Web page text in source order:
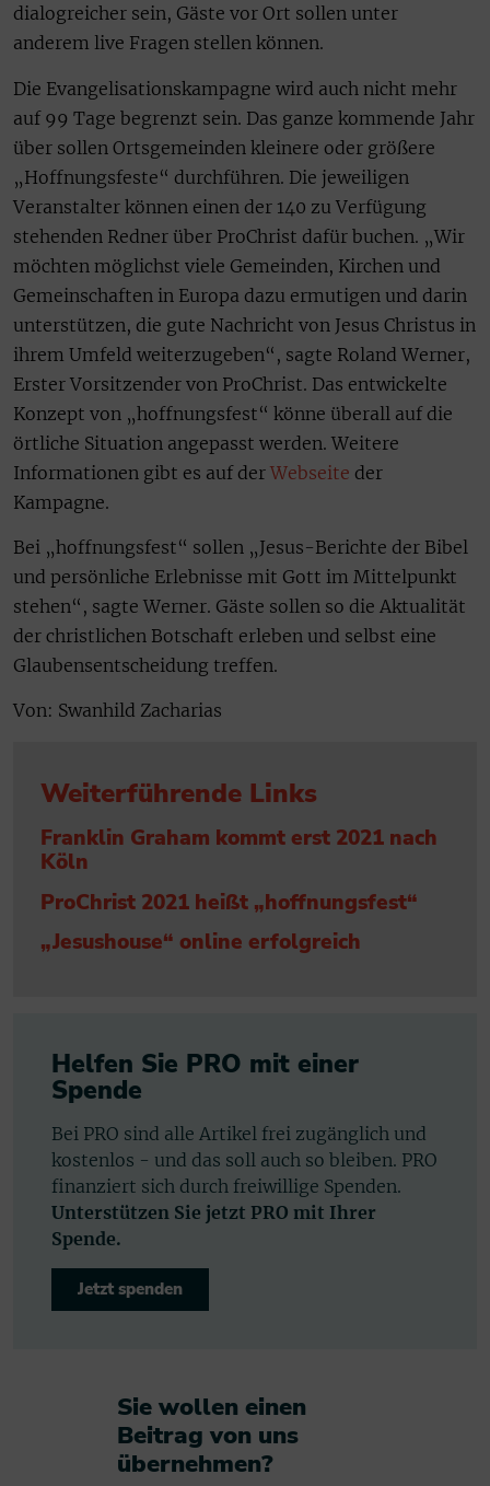
dialogreicher sein, Gäste vor Ort sollen unter
anderem live Fragen stellen können.
Die Evangelisationskampagne wird auch nicht mehr
auf 99 Tage begrenzt sein. Das ganze kommende Jahr
über sollen Ortsgemeinden kleinere oder größere
„Hoffnungsfeste“ durchführen. Die jeweiligen
Veranstalter können einen der 140 zu Verfügung
stehenden Redner über ProChrist dafür buchen. „Wir
möchten möglichst viele Gemeinden, Kirchen und
Gemeinschaften in Europa dazu ermutigen und darin
unterstützen, die gute Nachricht von Jesus Christus in
ihrem Umfeld weiterzugeben“, sagte Roland Werner,
Erster Vorsitzender von ProChrist. Das entwickelte
Konzept von „hoffnungsfest“ könne überall auf die
örtliche Situation angepasst werden. Weitere
Informationen gibt es auf der Webseite der
Kampagne.
Bei „hoffnungsfest“ sollen „Jesus-Berichte der Bibel
und persönliche Erlebnisse mit Gott im Mittelpunkt
stehen“, sagte Werner. Gäste sollen so die Aktualität
der christlichen Botschaft erleben und selbst eine
Glaubensentscheidung treffen.
Von: Swanhild Zacharias
Weiterführende Links
Franklin Graham kommt erst 2021 nach
Köln
ProChrist 2021 heißt „hoffnungsfest“
„Jesushouse“ online erfolgreich
Helfen Sie PRO mit einer
Spende
Bei PRO sind alle Artikel frei zugänglich und
kostenlos - und das soll auch so bleiben. PRO
finanziert sich durch freiwillige Spenden.
Unterstützen Sie jetzt PRO mit Ihrer
Spende.
Jetzt spenden
Sie wollen einen
Beitrag von uns
übernehmen?​